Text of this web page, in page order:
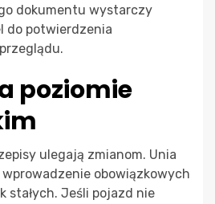
dokumentu wystarczy
do potwierdzenia
poziomie
ulegają zmianom. Unia
obowiązkowych
stałych. Jeśli pojazd nie